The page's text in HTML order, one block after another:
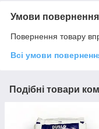
Умови повернення
Повернення товару
Всі умови
Подібні товари